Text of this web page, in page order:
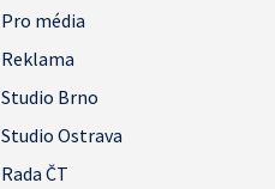
Pro média
Reklama
Studio Brno
Studio Ostrava
Rada ČT